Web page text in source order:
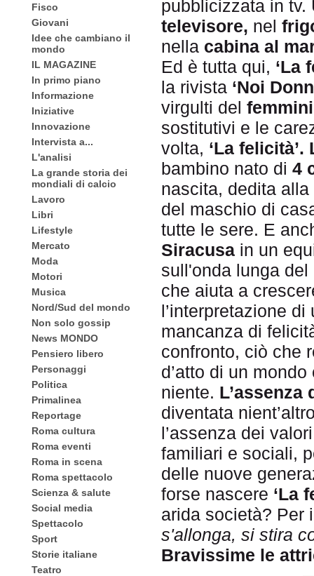
Fisco
Giovani
Idee che cambiano il
mondo
IL MAGAZINE
In primo piano
Informazione
Iniziative
Innovazione
Intervista a...
L'analisi
La grande storia dei
mondiali di calcio
Lavoro
Libri
Lifestyle
Mercato
Moda
Motori
Musica
Nord/Sud del mondo
Non solo gossip
News MONDO
Pensiero libero
Personaggi
Politica
Primalinea
Reportage
Roma cultura
Roma eventi
Roma in scena
Roma spettacolo
Scienza & salute
Social media
Spettacolo
Sport
Storie italiane
Teatro
pubblicizzata in tv.
televisore, nel
nella cabina al
Ed è tutta qui, ‘La
la rivista ‘Noi
virgulti del
sostitutivi e le
volta, ‘La
bambino nato di 4
nascita, dedita
del maschio di
tutte le sere. E
Siracusa in un
sull'onda lunga del
che aiuta a
l’interpretazione
mancanza di
confronto, ciò che
d’atto di un
niente. L’assenza
diventata
l’assenza dei
familiari e sociali,
delle nuove
forse nascere ‘La
arida società? Per
s'allonga, si stira
Bravissime le